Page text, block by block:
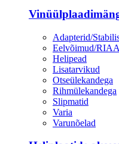
Adapterid/
Eelvõimud/RIAA
Helipead
Lisatarvikud
Otseülekandega
Rihmülekandega
Slipmatid
Varia
Varunõelad